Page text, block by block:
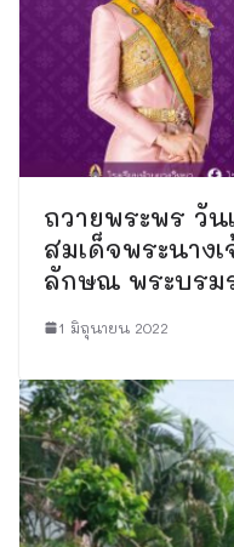
ถวายพระพร วั
สมเด็จพระนาง
ลักษณ พระบรม
1 มิถุนายน 2022